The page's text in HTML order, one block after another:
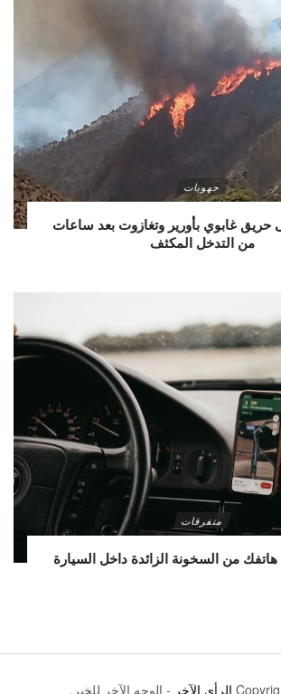
جهويات
غابوي بأورير وتغازوت بعد ساعات
من التدخل المكثف
متفرقات
من السخونة الزائدة داخل السيارة
الرأي الآخر - الوجه الآخر للخبر.